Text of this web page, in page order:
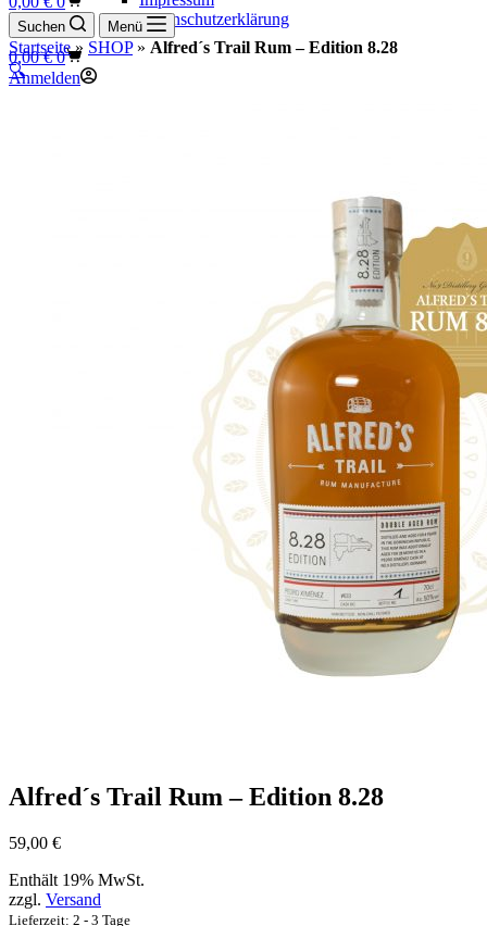
Datenschutzerklärung
Warenkorb
0,00€ 0
Anmelden
Suchen Menü
Startseite» SHOP» Alfred´s Trail Rum – Edition 8.28
🔍
Alfred´s Trail Rum – Edition 8.28
59,00 €
Enthält 19% MwSt.
zzgl. Versand
Lieferzeit: 2 - 3 Tage